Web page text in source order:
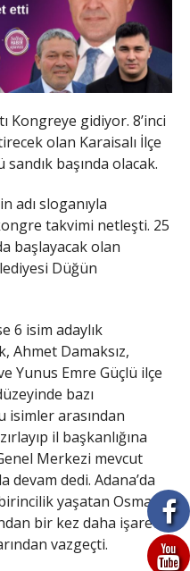
Kongreye gidiyor. 8’inci
olan Karaisalı İlçe
başında olacak.
adı sloganıyla
takvimi netleşti. 25
başlayacak olan
Düğün
6 isim adaylık
Ahmet Damaksız,
Yunus Emre Güçlü ilçe
bazı
isimler arasından
il başkanlığına
Merkezi mevcut
devam dedi. Adana’da
yaşatan Osman
bir kez daha işaret
vazgeçti.